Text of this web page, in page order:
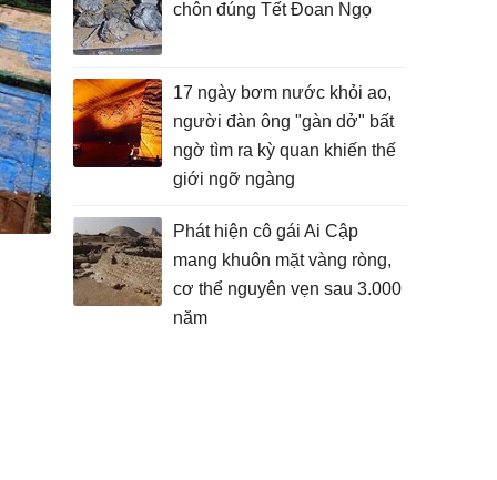
chôn đúng Tết Đoan Ngọ
17 ngày bơm nước khỏi ao,
người đàn ông "gàn dở" bất
ngờ tìm ra kỳ quan khiến thế
giới ngỡ ngàng
Phát hiện cô gái Ai Cập
mang khuôn mặt vàng ròng,
cơ thể nguyên vẹn sau 3.000
năm